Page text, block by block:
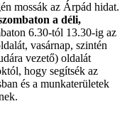
mossák az Árpád hidat.
a déli,
6.30-tól 13.30-ig az
vasárnap, szintén
vezető) oldalát
hogy segítsék az
és a munkaterületek